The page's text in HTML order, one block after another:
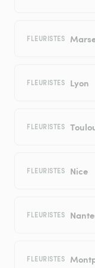
FLEURISTES
FLEURISTES Lyon
FLEURISTES
FLEURISTES Nice
FLEURISTES
FLEURISTES